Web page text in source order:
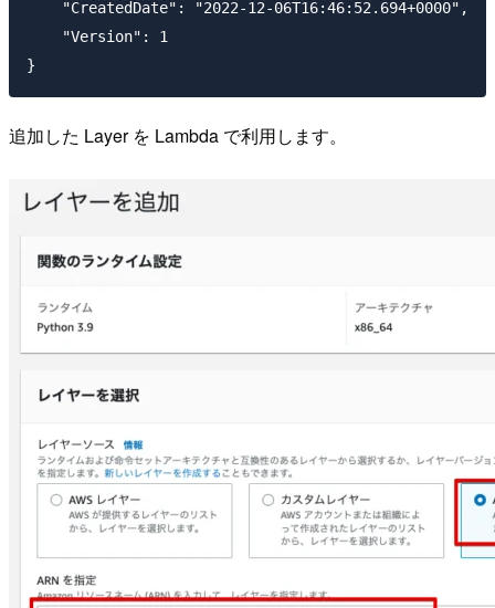
    "CreatedDate": "2022-12-06T16:46:52.694+0000",
    "Version": 1
追加した Layer を Lambda で利用します。